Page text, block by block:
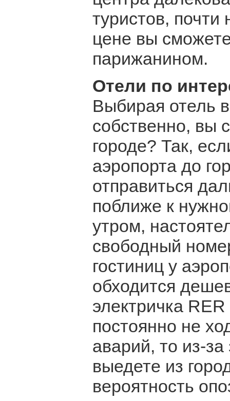
туристов, почти
цене вы
парижанином.
Отели по
Выбирая отель
собственно, вы
городе? Так,
аэропорта до
отправиться
поближе к
утром,
свободный
гостиниц у
обходится
электричка
постоянно не
аварий, то из-
выедете из
вероятность